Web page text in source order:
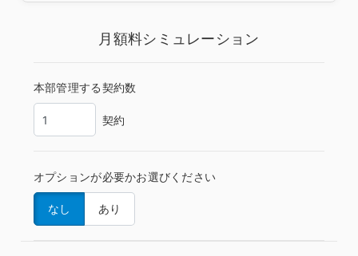
月額料シミュレーション
本部管理する契約数
契約
オプションが必要かお選びください
なし あり